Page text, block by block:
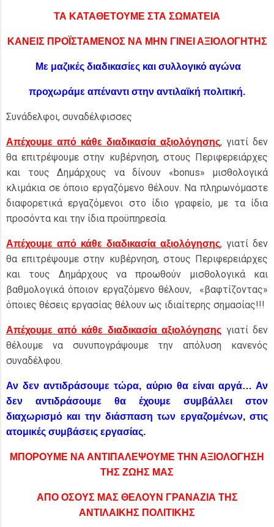
ΤΑ ΚΑΤΑΘΕΤΟΥΜΕ ΣΤΑ ΣΩΜΑΤΕΙΑ
ΚΑΝΕΙΣ ΠΡΟΪΣΤΑΜΕΝΟΣ ΝΑ ΜΗΝ ΓΙΝΕΙ ΑΞΙΟΛΟΓΗΤΗΣ
Με μαζικές διαδικασίες και συλλογικό αγώνα
προχωράμε απέναντι στην αντιλαϊκή πολιτική.
Συνάδελφοι, συναδέλφισσες
Απέχουμε από κάθε διαδικασία αξιολόγησης, γιατί δεν
θα επιτρέψουμε στην κυβέρνηση, στους Περιφερειάρχες
και τους Δημάρχους να δίνουν «bonus» μισθολογικά
κλιμάκια σε όποιο εργαζόμενο θέλουν. Να πληρωνόμαστε
διαφορετικά εργαζόμενοι στο ίδιο γραφείο, με τα ίδια
προσόντα και την ίδια προϋπηρεσία.
Απέχουμε από κάθε διαδικασία αξιολόγησης, γιατί δεν
θα επιτρέψουμε στην κυβέρνηση, στους Περιφερειάρχες
και τους Δημάρχους να προωθούν μισθολογικά και
βαθμολογικά όποιον εργαζόμενο θέλουν, «βαφτίζοντας»
όποιες θέσεις εργασίας θέλουν ως ιδιαίτερης σημασίας!!!
Απέχουμε από κάθε διαδικασία αξιολόγησης γιατί δεν
θέλουμε να συνυπογράψουμε την απόλυση κανενός
συναδέλφου.
Αν δεν αντιδράσουμε τώρα, αύριο θα είναι αργά… Αν
δεν αντιδράσουμε θα έχουμε συμβάλλει στον
διαχωρισμό και την διάσπαση των εργαζομένων, στις
ατομικές συμβάσεις εργασίας.
ΜΠΟΡΟΥΜΕ ΝΑ ΑΝΤΙΠΑΛΕΨΟΥΜΕ ΤΗΝ ΑΞΙΟΛΟΓΗΣΗ
ΤΗΣ ΖΩΗΣ ΜΑΣ
ΑΠΟ ΟΣΟΥΣ ΜΑΣ ΘΕΛΟΥΝ ΓΡΑΝΑΖΙΑ ΤΗΣ
ΑΝΤΙΛΑΙΚΗΣ ΠΟΛΙΤΙΚΗΣ